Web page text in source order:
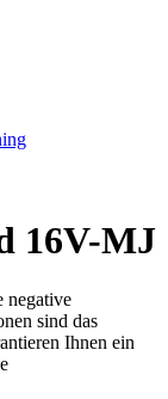
16V-MJ
negative
sind das
Ihnen ein